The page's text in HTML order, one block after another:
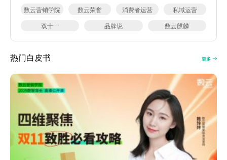
数云营销学院
数云荣誉 消费者运营
私域运营
双十一
品牌说 数云麒麟
热门白皮书 更多